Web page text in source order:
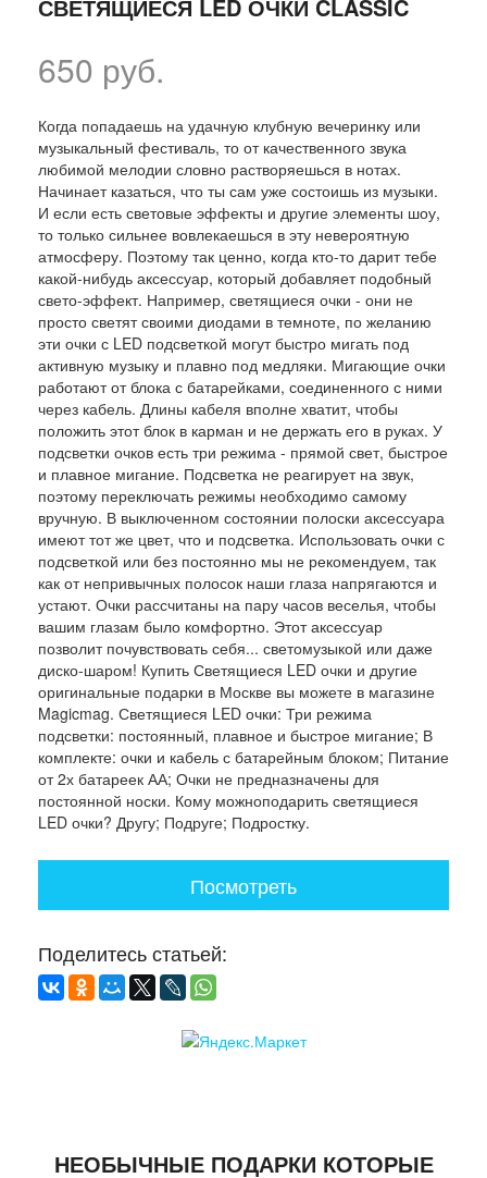
СВЕТЯЩИЕСЯ LED ОЧКИ CLASSIC
650 руб.
Когда попадаешь на удачную клубную вечеринку или
музыкальный фестиваль, то от качественного звука
любимой мелодии словно растворяешься в нотах.
Начинает казаться, что ты сам уже состоишь из музыки.
И если есть световые эффекты и другие элементы шоу,
то только сильнее вовлекаешься в эту невероятную
атмосферу. Поэтому так ценно, когда кто-то дарит тебе
какой-нибудь аксессуар, который добавляет подобный
свето-эффект. Например, светящиеся очки - они не
просто светят своими диодами в темноте, по желанию
эти очки с LED подсветкой могут быстро мигать под
активную музыку и плавно под медляки. Мигающие очки
работают от блока с батарейками, соединенного с ними
через кабель. Длины кабеля вполне хватит, чтобы
положить этот блок в карман и не держать его в руках. У
подсветки очков есть три режима - прямой свет, быстрое
и плавное мигание. Подсветка не реагирует на звук,
поэтому переключать режимы необходимо самому
вручную. В выключенном состоянии полоски аксессуара
имеют тот же цвет, что и подсветка. Использовать очки с
подсветкой или без постоянно мы не рекомендуем, так
как от непривычных полосок наши глаза напрягаются и
устают. Очки рассчитаны на пару часов веселья, чтобы
вашим глазам было комфортно. Этот аксессуар
позволит почувствовать себя... светомузыкой или даже
диско-шаром! Купить Светящиеся LED очки и другие
оригинальные подарки в Москве вы можете в магазине
Magicmag. Светящиеся LED очки: Три режима
подсветки: постоянный, плавное и быстрое мигание; В
комплекте: очки и кабель с батарейным блоком; Питание
от 2х батареек АА; Очки не предназначены для
постоянной носки. Кому можноподарить светящиеся
LED очки? Другу; Подруге; Подростку.
Посмотреть
Поделитесь статьей:
НЕОБЫЧНЫЕ ПОДАРКИ КОТОРЫЕ